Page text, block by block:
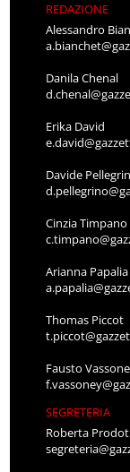
REDAZIONE
Alessandro
Danila Chenal
Erika David
Davide
Cinzia Timpano
Arianna Papalia
Thomas Piccot
Fausto
SEGRETERIA
Roberta